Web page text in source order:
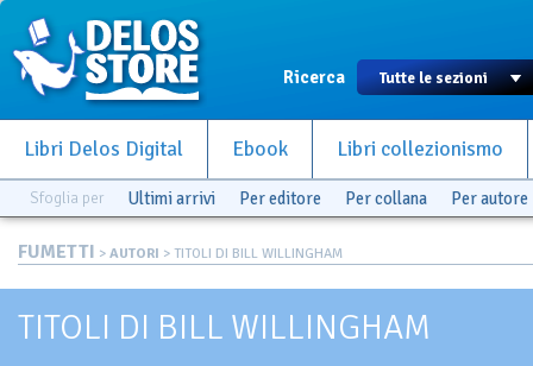
Ricerca
Libri Delos Digital Ebook Libri collezionismo
Sfoglia per Ultimi arrivi Per editore Per collana Per autore
FUMETTI > AUTORI > TITOLI DI BILL WILLINGHAM
TITOLI DI BILL WILLINGHAM